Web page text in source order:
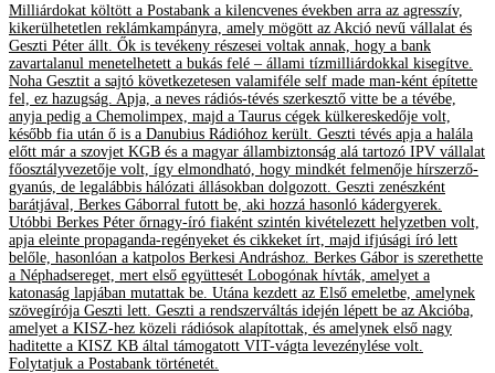
Milliárdokat költött a Postabank a kilencvenes években arra az agresszív,
kikerülhetetlen reklámkampányra, amely mögött az Akció nevű vállalat és
Geszti Péter állt. Ők is tevékeny részesei voltak annak, hogy a bank
zavartalanul menetelhetett a bukás felé – állami tízmilliárdokkal kisegítve.
Noha Gesztit a sajtó következetesen valamiféle self made man-ként építette
fel, ez hazugság. Apja, a neves rádiós-tévés szerkesztő vitte be a tévébe,
anyja pedig a Chemolimpex, majd a Taurus cégek külkereskedője volt,
később fia után ő is a Danubius Rádióhoz került. Geszti tévés apja a halála
előtt már a szovjet KGB és a magyar állambiztonság alá tartozó IPV vállalat
főosztályvezetője volt, így elmondható, hogy mindkét felmenője hírszerző-
gyanús, de legalábbis hálózati állásokban dolgozott. Geszti zenészként
barátjával, Berkes Gáborral futott be, aki hozzá hasonló kádergyerek.
Utóbbi Berkes Péter őrnagy-író fiaként szintén kivételezett helyzetben volt,
apja eleinte propaganda-regényeket és cikkeket írt, majd ifjúsági író lett
belőle, hasonlóan a katpolos Berkesi Andráshoz. Berkes Gábor is szerethette
a Néphadsereget, mert első együttesét Lobogónak hívták, amelyet a
katonaság lapjában mutattak be. Utána kezdett az Első emeletbe, amelynek
szövegírója Geszti lett. Geszti a rendszerváltás idején lépett be az Akcióba,
amelyet a KISZ-hez közeli rádiósok alapítottak, és amelynek első nagy
haditette a KISZ KB által támogatott VIT-vágta levezénylése volt.
Folytatjuk a Postabank történetét.